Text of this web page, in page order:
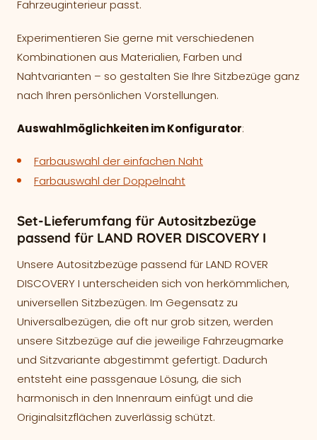
Fahrzeuginterieur passt.
Experimentieren Sie gerne mit verschiedenen
Kombinationen aus Materialien, Farben und
Nahtvarianten – so gestalten Sie Ihre Sitzbezüge ganz
nach Ihren persönlichen Vorstellungen.
Auswahlmöglichkeiten im Konfigurator:
Farbauswahl der einfachen Naht
Farbauswahl der Doppelnaht
Set-Lieferumfang für Autositzbezüge
passend für LAND ROVER DISCOVERY I
Unsere Autositzbezüge passend für LAND ROVER
DISCOVERY I unterscheiden sich von herkömmlichen,
universellen Sitzbezügen. Im Gegensatz zu
Universalbezügen, die oft nur grob sitzen, werden
unsere Sitzbezüge auf die jeweilige Fahrzeugmarke
und Sitzvariante abgestimmt gefertigt. Dadurch
entsteht eine passgenaue Lösung, die sich
harmonisch in den Innenraum einfügt und die
Originalsitzflächen zuverlässig schützt.